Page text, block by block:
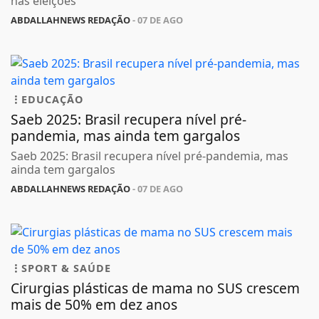
pandemia, mas ainda tem gargalos
Saeb 2025: Brasil recupera nível pré-pandemia, mas
ABDALLAHNEWS REDAÇÃO- 07 DE AGO
SPORT & SAÚDE
Cirurgias plásticas de mama no SUS crescem
mais de 50% em dez anos
Cirurgias plásticas de mama no SUS crescem mais de
ABDALLAHNEWS REDAÇÃO- 07 DE AGO
EDUCAÇÃO